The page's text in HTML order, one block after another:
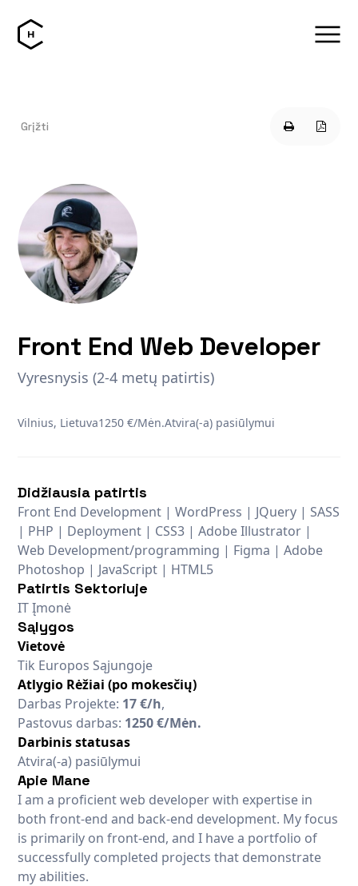
Grįžti
Front End Web Developer
Vyresnysis (2-4 metų patirtis)
Vilnius, Lietuva1250 €/Mėn.Atvira(-a) pasiūlymui
Didžiausia patirtis
Front End Development | WordPress | JQuery | SASS
| PHP | Deployment | CSS3 | Adobe Illustrator |
Web Development/programming | Figma | Adobe
Photoshop | JavaScript | HTML5
Patirtis Sektoriuje
IT Įmonė
Sąlygos
Vietovė
Tik Europos Sąjungoje
Atlygio Rėžiai (po mokesčių)
Darbas Projekte: 17 €/h,
Pastovus darbas: 1250 €/Mėn.
Darbinis statusas
Atvira(-a) pasiūlymui
Apie Mane
I am a proficient web developer with expertise in
both front-end and back-end development. My focus
is primarily on front-end, and I have a portfolio of
successfully completed projects that demonstrate
my abilities.